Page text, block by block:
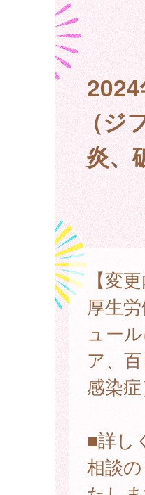
（ジ
炎、
【変
厚生
ュー
ア、
感染
■詳し
相談